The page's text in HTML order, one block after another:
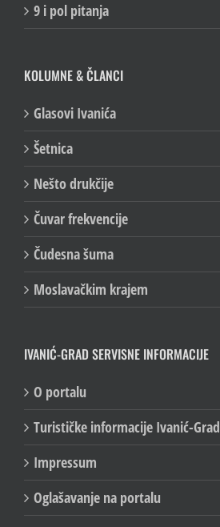
9 i pol pitanja
KOLUMNE & ČLANCI
Glasovi Ivanića
Šetnica
Nešto drukčije
Čuvar frekvencije
Čudesna šuma
Moslavačkim krajem
IVANIĆ-GRAD SERVISNE INFORMACIJE
O portalu
Turističke informacije Ivanić-Grad
Impressum
Oglašavanje na portalu